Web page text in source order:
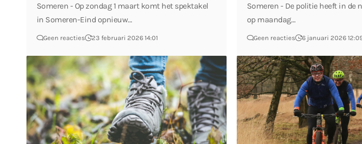
Someren - Op zondag 1 maart komt het spektakel
in Someren-Eind opnieuw…
Geen reacties 23 februari 2026 14:01
Someren - De politie heeft in de
op maandag…
Geen reacties 6 januari 2026